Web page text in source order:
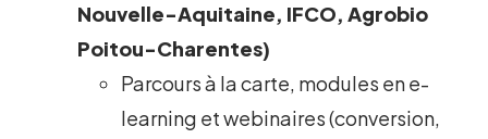
Nouvelle-Aquitaine, IFCO, Agrobio
Poitou-Charentes)
Parcours à la carte, modules en e-
learning et webinaires (conversion,